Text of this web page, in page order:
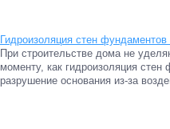
Гидроизоляция стен
При строительстве дома не
моменту, как гидроизоляция
разрушение основания из-за